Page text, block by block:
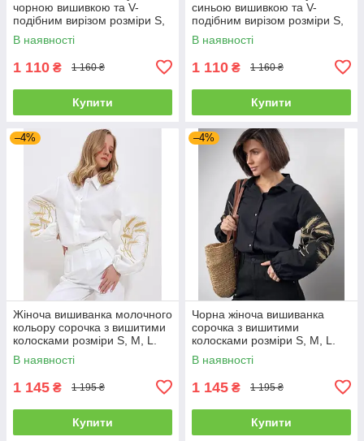
чорною вишивкою та V-
подібним вирізом розміри S,
M, L
В наявності
1 110 ₴ 1 160 ₴
Купити
синьою вишивкою та V-
подібним вирізом розміри S,
M, L
В наявності
1 110 ₴ 1 160 ₴
Купити
–4%
Жіноча вишиванка молочного
кольору сорочка з вишитими
колосками розміри S, М, L.
В наявності
1 145 ₴ 1 195 ₴
Купити
–4%
Чорна жіноча вишиванка
сорочка з вишитими
колосками розміри S, M, L.
В наявності
1 145 ₴ 1 195 ₴
Купити